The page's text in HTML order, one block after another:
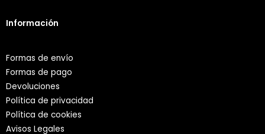
Información
Formas de envío
Formas de pago
Devoluciones
Política de privacidad
Política de cookies
Avisos Legales